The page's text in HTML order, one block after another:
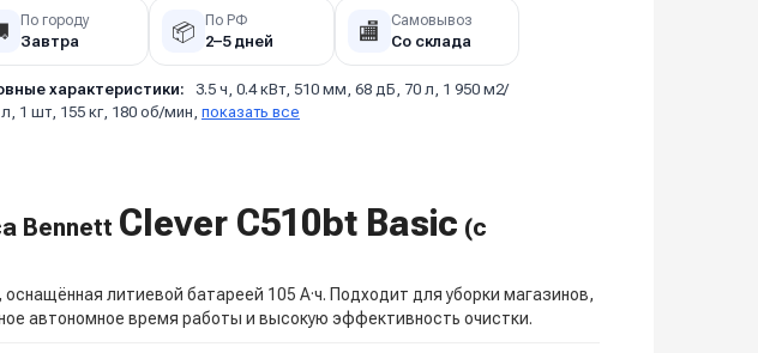
По городу
Завтра 📦 По РФ
2–5 дней 🏬 Самовывоз
Со склада
характеристики:
3.5 ч, 0.4 кВт, 510 мм, 68 дБ, 70 л, 1 950 м2/
1 шт, 155 кг, 180 об/мин, показать все
Bennett Clever C510bt Basic (с
литиевой батареей 105 А·ч. Подходит для уборки магазинов,
автономное время работы и высокую эффективность очистки.